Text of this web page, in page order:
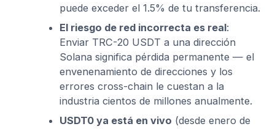
puede exceder el 1.5% de tu transferencia.
El riesgo de red incorrecta es real:
Enviar TRC-20 USDT a una dirección
Solana significa pérdida permanente — el
envenenamiento de direcciones y los
errores cross-chain le cuestan a la
industria cientos de millones anualmente.
USDT0 ya está en vivo (desde enero de